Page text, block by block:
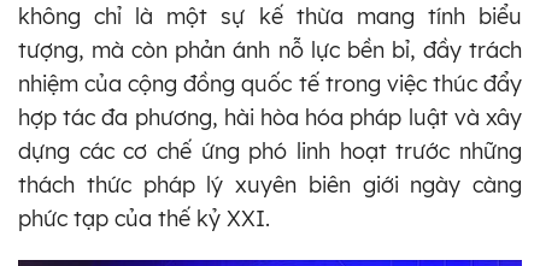
không chỉ là một sự kế thừa mang tính biểu
tượng, mà còn phản ánh nỗ lực bền bỉ, đầy trách
nhiệm của cộng đồng quốc tế trong việc thúc đẩy
hợp tác đa phương, hài hòa hóa pháp luật và xây
dựng các cơ chế ứng phó linh hoạt trước những
thách thức pháp lý xuyên biên giới ngày càng
phức tạp của thế kỷ XXI.